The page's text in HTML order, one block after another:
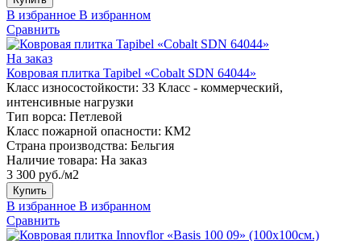
В избранное В избранном
Сравнить
На заказ
Ковровая плитка Tapibel «Cobalt SDN 64044»
Класс износостойкости: 33 Класс - коммерческий,
интенсивные нагрузки
Тип ворса: Петлевой
Класс пожарной опасности: КМ2
Страна производства: Бельгия
Наличие товара: На заказ
3 300 руб./м2
Купить
В избранное В избранном
Сравнить